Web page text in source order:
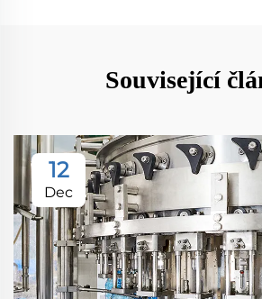
Související
12
Dec